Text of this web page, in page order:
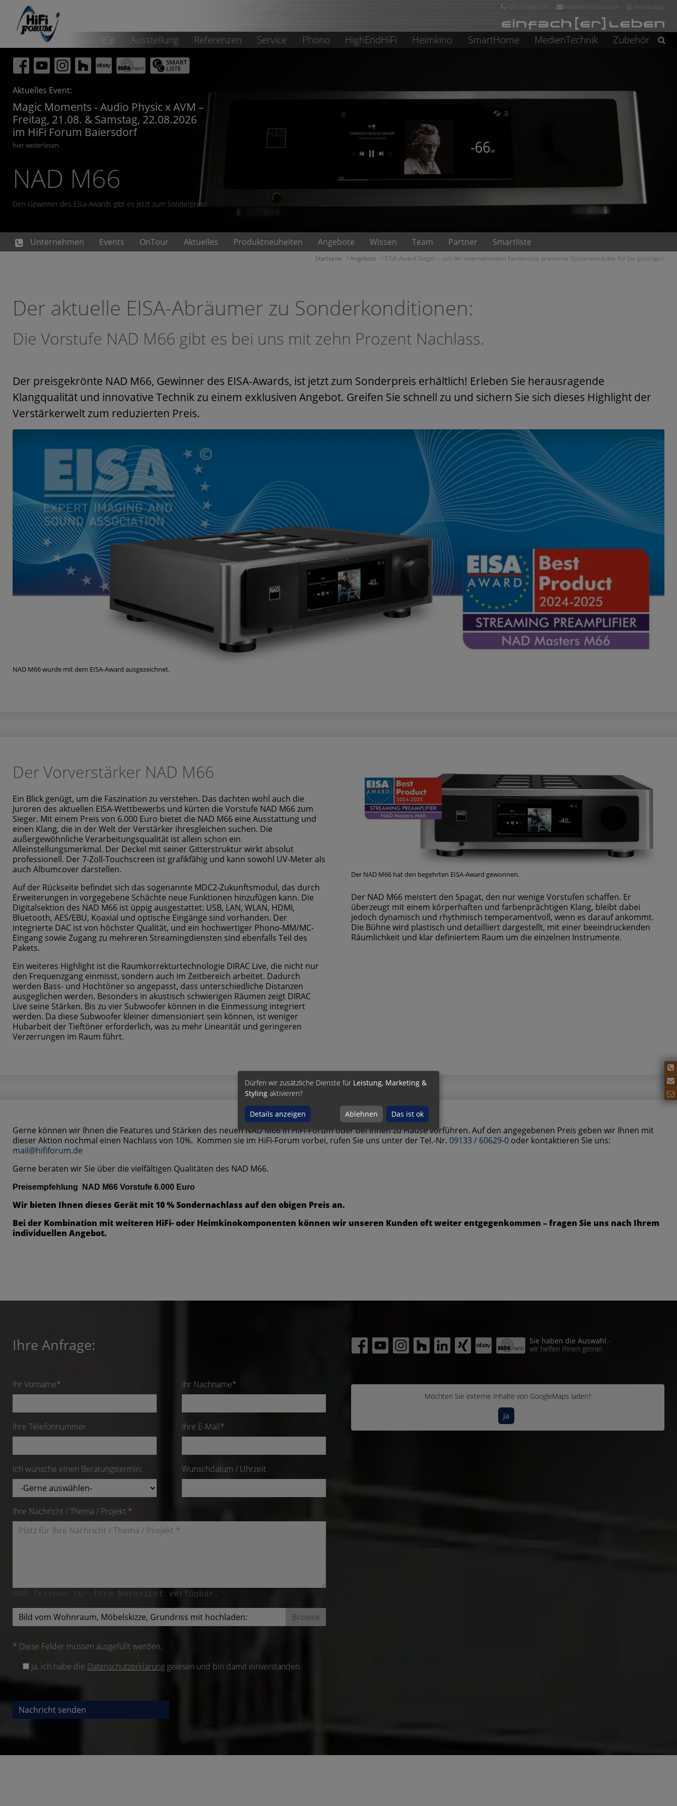
09133-606290 mail@hififorum.de Whatsapp
Ausstellung Referenzen Service Phono HighEndHiFi Heimkino SmartHome MedienTechnik Zubehör
Suchen
Aktuelles Event:
Magic Moments - Audio Physic x AVM –
Freitag, 21.08. & Samstag, 22.08.2026
im HiFi Forum Baiersdorf
hier weiterlesen
NAD M66
Den Gewinner des Eisa-Awards gibt es jetzt zum Sonderpreis!
Unternehmen Events OnTour Aktuelles Produktneuheiten Angebote Wissen Team Partner Smartliste
Startseite Angebote EISA-Award-Sieger – von der internationalen Fachpresse prämierte Spitzenprodukte für Sie günstiger!
Der aktuelle EISA-Abräumer zu Sonderkonditionen:
Die Vorstufe NAD M66 gibt es bei uns mit zehn Prozent Nachlass.
Der preisgekrönte NAD M66, Gewinner des EISA-Awards, ist jetzt zum Sonderpreis erhältlich! Erleben Sie herausragende
Klangqualität und innovative Technik zu einem exklusiven Angebot. Greifen Sie schnell zu und sichern Sie sich dieses Highlight der
Verstärkerwelt zum reduzierten Preis.
NAD M66 wurde mit dem EISA-Award ausgezeichnet.
Der Vorverstärker NAD M66
Ein Blick genügt, um die Faszination zu verstehen. Das dachten wohl auch die
Juroren des aktuellen EISA-Wettbewerbs und kürten die Vorstufe NAD M66 zum
Sieger. Mit einem Preis von 6.000 Euro bietet die NAD M66 eine Ausstattung und
einen Klang, die in der Welt der Verstärker ihresgleichen suchen. Die
außergewöhnliche Verarbeitungsqualität ist allein schon ein
Alleinstellungsmerkmal. Der Deckel mit seiner Gitterstruktur wirkt absolut
professionell. Der 7-Zoll-Touchscreen ist grafikfähig und kann sowohl UV-Meter als
auch Albumcover darstellen.
Auf der Rückseite befindet sich das sogenannte MDC2-Zukunftsmodul, das durch
Erweiterungen in vorgegebene Schächte neue Funktionen hinzufügen kann. Die
Digitalsektion des NAD M66 ist üppig ausgestattet: USB, LAN, WLAN, HDMI,
Bluetooth, AES/EBU, Koaxial und optische Eingänge sind vorhanden. Der
integrierte DAC ist von höchster Qualität, und ein hochwertiger Phono-MM/MC-
Eingang sowie Zugang zu mehreren Streamingdiensten sind ebenfalls Teil des
Pakets.
Ein weiteres Highlight ist die Raumkorrekturtechnologie DIRAC Live, die nicht nur
den Frequenzgang einmisst, sondern auch im Zeitbereich arbeitet. Dadurch
werden Bass- und Hochtöner so angepasst, dass unterschiedliche Distanzen
ausgeglichen werden. Besonders in akustisch schwierigen Räumen zeigt DIRAC
Live seine Stärken. Bis zu vier Subwoofer können in die Einmessung integriert
werden. Da diese Subwoofer kleiner dimensioniert sein können, ist weniger
Hubarbeit der Tieftöner erforderlich, was zu mehr Linearität und geringeren
Verzerrungen im Raum führt.
Der NAD M66 hat den begehrten EISA-Award gewonnen.
Der NAD M66 meistert den Spagat, den nur wenige Vorstufen schaffen. Er
überzeugt mit einem körperhaften und farbenprächtigen Klang, bleibt dabei
jedoch dynamisch und rhythmisch temperamentvoll, wenn es darauf ankommt.
Die Bühne wird plastisch und detailliert dargestellt, mit einer beeindruckenden
Räumlichkeit und klar definiertem Raum um die einzelnen Instrumente.
Gerne können wir Ihnen die Features und Stärken des neuen NAD M66 in HIFi-Forum oder bei Ihnen zu Hause vorführen. Auf den angegebenen Preis geben wir Ihnen mit
dieser Aktion nochmal einen Nachlass von 10%. Kommen sie im HiFi-Forum vorbei, rufen Sie uns unter der Tel.-Nr. 09133 / 60629-0 oder kontaktieren Sie uns:
mail@hififorum.de
Gerne beraten wir Sie über die vielfältigen Qualitäten des NAD M66.
Preisempfehlung NAD M66 Vorstufe 6.000 Euro
Wir bieten Ihnen dieses Gerät mit 10 % Sondernachlass auf den obigen Preis an.
Bei der Kombination mit weiteren HiFi- oder Heimkinokomponenten können wir unseren Kunden oft weiter entgegenkommen – fragen Sie uns nach Ihrem
individuellen Angebot.
Ihre Anfrage:
Ihr Vorname* Ihr Nachname*
Ihre Telefonnummer Ihre E-Mail*
Ich wünsche einen Beratungstermin: Wunschdatum / Uhrzeit
Ihre Nachricht / Thema / Projekt *
Zeichen für Ihre Nachricht verfügbar.
Bild vom Wohnraum, Möbelskizze, Grundriss mit hochladen:
* Diese Felder müssen ausgefüllt werden.
Ja, ich habe die Datenschutzerklärung gelesen und bin damit einverstanden.
Nachricht senden
Sie haben die Auswahl -
wir helfen Ihnen gerne!
Möchten Sie externe Inhalte von GoogleMaps laden?
Ja
Dürfen wir zusätzliche Dienste für Leistung, Marketing &
Styling aktivieren?
Details anzeigen Ablehnen Das ist ok